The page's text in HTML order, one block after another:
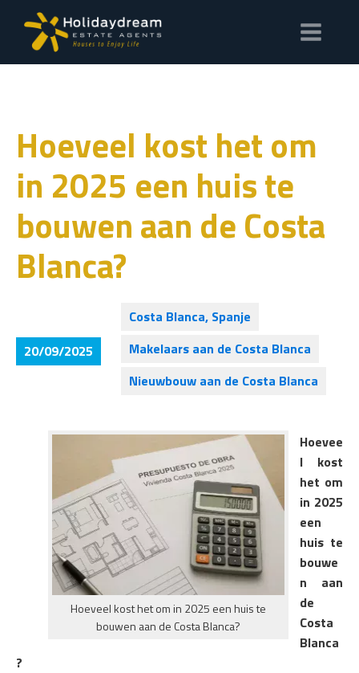
Hoeveel kost het om
in 2025 een huis te
bouwen aan de Costa
Blanca?
20/09/2025
Costa Blanca, Spanje
Makelaars aan de Costa Blanca
Nieuwbouw aan de Costa Blanca
Hoeveel kost het om in 2025 een huis te
bouwen aan de Costa Blanca?
Hoevee
l kost
het om
in 2025
een
huis te
bouwe
n aan
de
Costa
Blanca
?